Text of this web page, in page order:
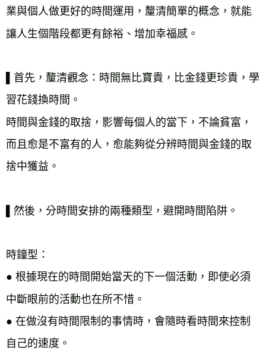
業與個人做更好的時間運用，釐清簡單的概念，就能
讓人生個階段都更有餘裕、增加幸福感。
▌首先，釐清觀念：時間無比寶貴，比金錢更珍貴，學
習花錢換時間。
時間與金錢的取捨，影響每個人的當下，不論貧富，
而且愈是不富有的人，愈能夠從分辨時間與金錢的取
捨中獲益。
▌然後，分時間安排的兩種類型，避開時間陷阱。
時鐘型：
● 根據現在的時間開始當天的下一個活動，即使必須
● 在做沒有時間限制的事情時，會隨時看時間來控制
自己的速度。